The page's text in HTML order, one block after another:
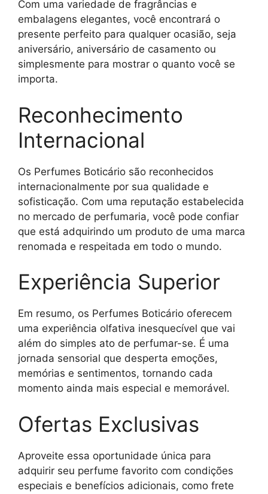
Com uma variedade de fragrâncias e
embalagens elegantes, você encontrará o
presente perfeito para qualquer ocasião, seja
aniversário, aniversário de casamento ou
simplesmente para mostrar o quanto você se
importa.
Reconhecimento
Internacional
Os Perfumes Boticário são reconhecidos
internacionalmente por sua qualidade e
sofisticação. Com uma reputação estabelecida
no mercado de perfumaria, você pode confiar
que está adquirindo um produto de uma marca
renomada e respeitada em todo o mundo.
Experiência Superior
Em resumo, os Perfumes Boticário oferecem
uma experiência olfativa inesquecível que vai
além do simples ato de perfumar-se. É uma
jornada sensorial que desperta emoções,
memórias e sentimentos, tornando cada
momento ainda mais especial e memorável.
Ofertas Exclusivas
Aproveite essa oportunidade única para
adquirir seu perfume favorito com condições
especiais e benefícios adicionais, como frete